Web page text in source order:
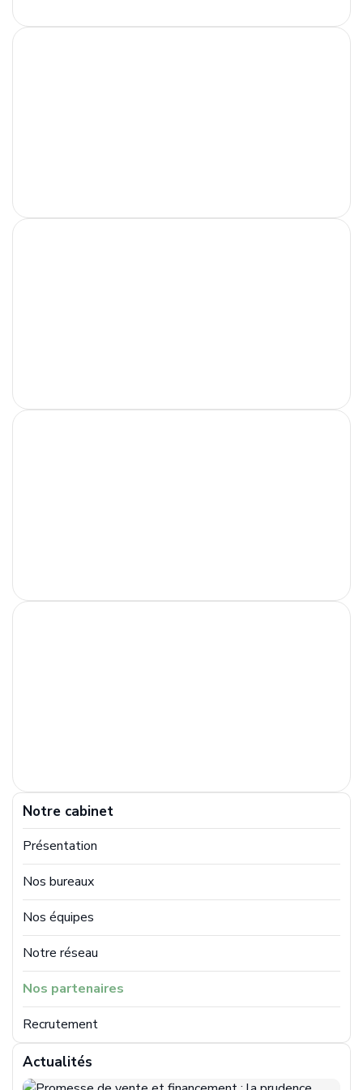
Notre cabinet
Présentation
Nos bureaux
Nos équipes
Notre réseau
Nos partenaires
Recrutement
Actualités